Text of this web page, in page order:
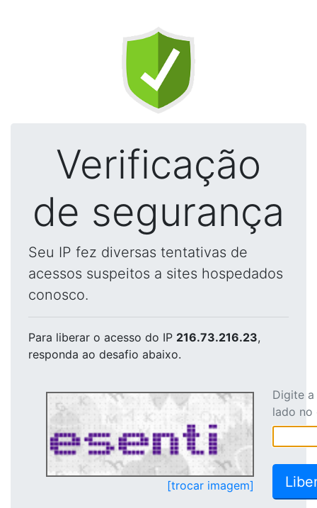
Verificação
de segurança
Seu IP fez diversas tentativas de
acessos suspeitos a sites hospedados
conosco.
Para liberar o acesso do IP 216.73.216.23,
responda ao desafio abaixo.
[trocar imagem]
Digite
lado no